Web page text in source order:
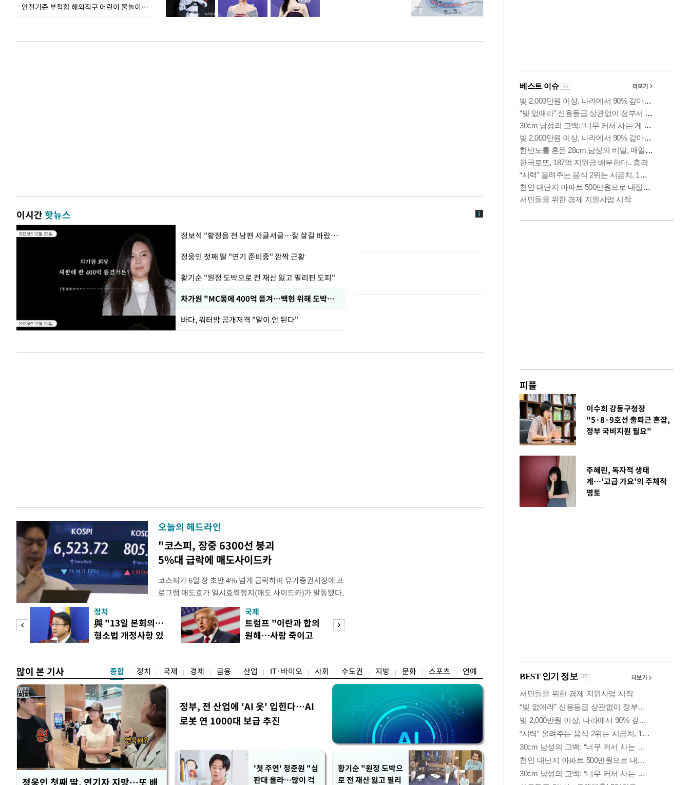
안전기준 부적합 해외직구 어린이 물놀이용품 판매 중단 요청한 서울시
이시간핫뉴스
정보석 "황정음 전 남편 서글서글…잘 살길 바랐는데"
정웅인 첫째 딸 "연기 준비중" 깜짝 근황
황기순 "원정 도박으로 전 재산 잃고 필리핀 도피"
차가원 "MC몽에 400억 뜯겨…백현 위해 도박빚 갚아줘"
바다, 워터밤 공개저격 "말이 안 된다"
오늘의 헤드라인
"코스피, 장중 6300선 붕괴
5%대 급락에 매도사이드카
코스피가 6일 장 초반 4% 넘게 급락하며 유가증권시장에 프
로그램 매도호가 일시효력정지(매도 사이드카)가 발동됐다.
한국거래소는 이날 오전 10시18분께 매도 사이드카를 발동
했다고 밝혔다. 발동 당시 코스피200선물지수는 전일 종가
대비 5.12% 급락한 987.24였다. 코스피 매도 사이드카는 코
스피200을 기초자산으로 하는 선물 최근월물 가격
정치
與 "13일 본회의…
형소법 개정사항 있
국제
트럼프 "이란과 합의
원해…사람 죽이고
많이 본 기사 종합 정치 국제 경제 금융 산업 IT·바이오 사회 수도권 지방 문화 스포츠 연예
정웅인 첫째 딸, 연기자 지망…또 배
정부, 전 산업에 'AI 옷' 입힌다…AI
로봇 연 1000대 보급 추진
'첫 주연' 정준원 "심
판대 올라…많이 걱
황기순 "원정 도박으
로 전 재산 잃고 필리
피플
이수희 강동구청장
"5·8·9호선 출퇴근 혼잡,
정부 국비지원 필요"
주혜린, 독자적 생태
계…'고급 가요'의 주체적
영토